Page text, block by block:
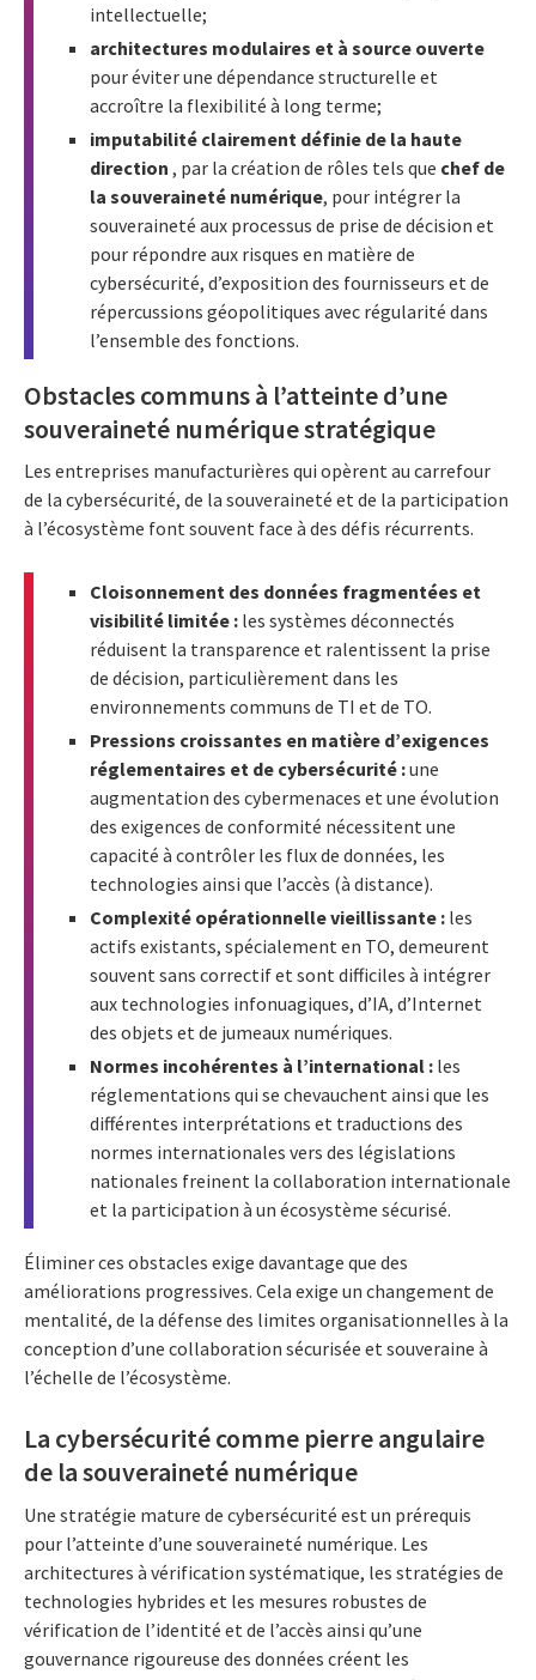
intellectuelle;
architectures modulaires et à source ouverte
pour éviter une dépendance structurelle et
accroître la flexibilité à long terme;
imputabilité clairement définie de la haute
direction , par la création de rôles tels que chef de
la souveraineté numérique, pour intégrer la
souveraineté aux processus de prise de décision et
pour répondre aux risques en matière de
cybersécurité, d’exposition des fournisseurs et de
répercussions géopolitiques avec régularité dans
l’ensemble des fonctions.
Obstacles communs à l’atteinte d’une
souveraineté numérique stratégique
Les entreprises manufacturières qui opèrent au carrefour
de la cybersécurité, de la souveraineté et de la participation
à l’écosystème font souvent face à des défis récurrents.
Cloisonnement des données fragmentées et
visibilité limitée : les systèmes déconnectés
réduisent la transparence et ralentissent la prise
de décision, particulièrement dans les
environnements communs de TI et de TO.
Pressions croissantes en matière d’exigences
réglementaires et de cybersécurité :une
augmentation des cybermenaces et une évolution
des exigences de conformité nécessitent une
capacité à contrôler les flux de données, les
technologies ainsi que l’accès (à distance).
Complexité opérationnelle vieillissante : les
actifs existants, spécialement en TO, demeurent
souvent sans correctif et sont difficiles à intégrer
aux technologies infonuagiques, d’IA, d’Internet
des objets et de jumeaux numériques.
Normes incohérentes à l’international : les
réglementations qui se chevauchent ainsi que les
différentes interprétations et traductions des
normes internationales vers des législations
nationales freinent la collaboration internationale
et la participation à un écosystème sécurisé.
Éliminer ces obstacles exige davantage que des
améliorations progressives. Cela exige un changement de
mentalité, de la défense des limites organisationnelles à la
conception d’une collaboration sécurisée et souveraine à
l’échelle de l’écosystème.
La cybersécurité comme pierre angulaire
de la souveraineté numérique
Une stratégie mature de cybersécurité est un prérequis
pour l’atteinte d’une souveraineté numérique. Les
architectures à vérification systématique, les stratégies de
technologies hybrides et les mesures robustes de
vérification de l’identité et de l’accès ainsi qu’une
gouvernance rigoureuse des données créent les